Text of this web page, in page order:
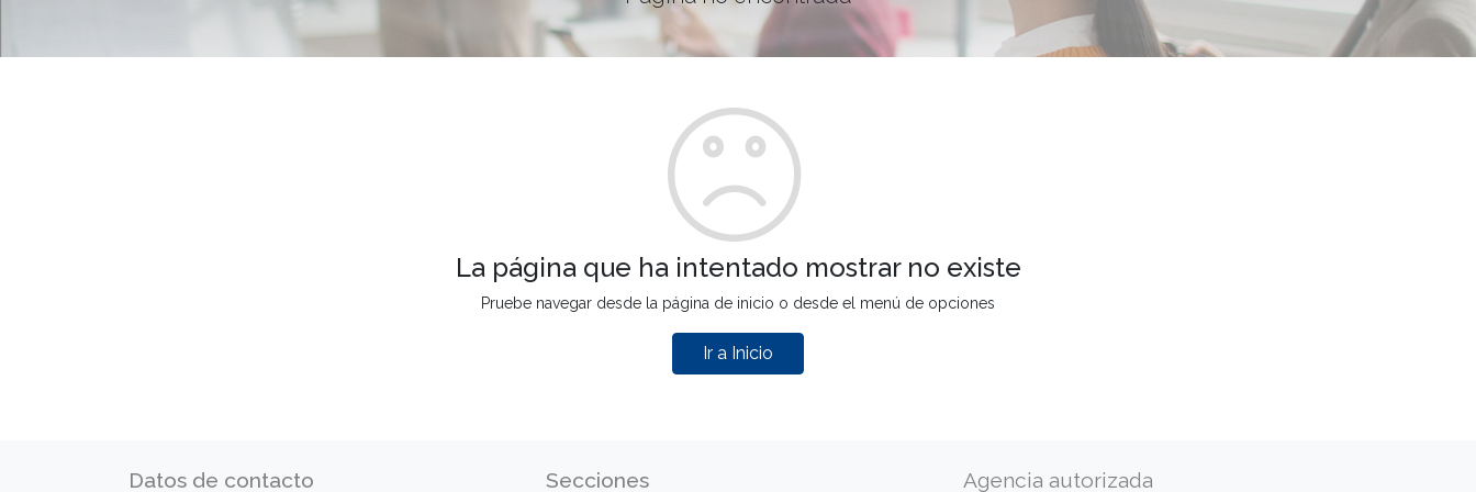
La página que ha intentado mostrar no existe
Pruebe navegar desde la página de inicio o desde el menú de opciones
Ir a Inicio
Datos de contacto Secciones Agencia autorizada